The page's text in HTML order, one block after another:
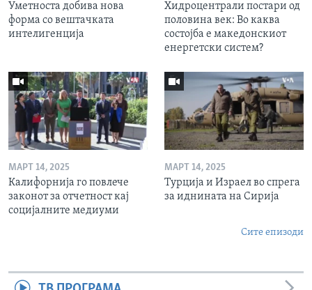
Уметноста добива нова
форма со вештачката
интелигенција
Хидроцентрали постари од
половина век: Во каква
состојба е македонскиот
енергетски систем?
МАРТ 14, 2025
Калифорнија го повлече
законот за отчетност кај
социјалните медиуми
МАРТ 14, 2025
Турција и Израел во спрега
за иднината на Сирија
Сите епизоди